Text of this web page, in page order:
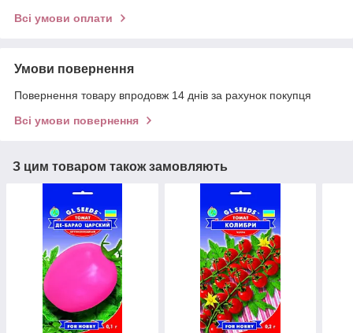
Всі умови оплати
Умови повернення
Повернення товару впродовж 14 днів за рахунок покупця
Всі умови повернення
З цим товаром також замовляють